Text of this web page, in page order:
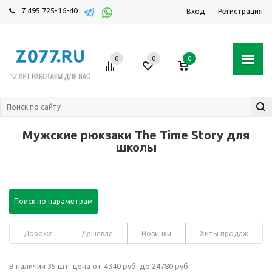
7 495 725-16-40 Вход Регистрация
0 0 0
Мужские рюкзаки The Time Story для
школы
Поиск по параметрам
Дороже Дешевле Новинки Хиты продаж
В наличии 35 шт. цена от 4340 руб. до 24780 руб.